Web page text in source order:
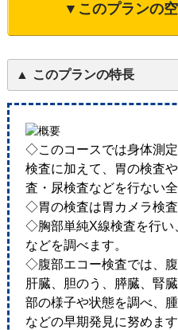
▼このプランの
このプランの特長
◇このコースでは身体測
検査に加えて、胃の検査
査・尿検査などを行ない
◇胃の検査は胃カメラ検査
◇胸部単純X線検査を行い
などを調べます。
◇腹部エコー検査では、
肝臓、胆のう、膵臓、腎
部の様子や状態を調べ、
などの早期発見に努めます